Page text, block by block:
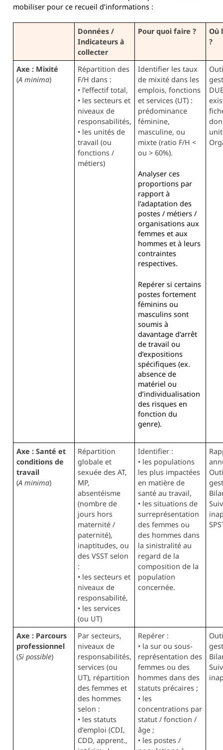
mobiliser pour ce recueil d’informations :
Données /
Indicateurs à
collecter
Pour quoi faire ?
Où
?
Axe : Mixité
(A minima)
Répartition des
F/H dans :
• l’effectif total,
• les secteurs et
niveaux de
responsabilités,
• les unités de
travail (ou
fonctions /
métiers)
Identifier les taux
de mixité dans les
emplois, fonctions
et services (UT) :
prédominance
féminine,
masculine, ou
mixte (ratio F/H <
ou > 60%).
Analyser ces
proportions par
rapport à
l’adaptation des
postes / métiers /
organisations aux
femmes et aux
hommes et à leurs
contraintes
respectives.
Repérer si certains
postes fortement
féminins ou
masculins sont
soumis à
davantage d’arrêt
de travail ou
d’expositions
spécifiques (ex.
absence de
matériel ou
d’individualisation
des risques en
fonction du
genre).
Axe : Santé et
conditions de
travail
(A minima)
Répartition
globale et
sexuée des AT,
MP,
absentéisme
(nombre de
jours hors
maternité /
paternité),
inaptitudes, ou
des VSST selon
:
• les secteurs et
niveaux de
responsabilité,
• les services
(ou UT)
Identifier :
• les populations
les plus impactées
en matière de
santé au travail,
• les situations de
surreprésentation
des femmes ou
des hommes dans
la sinistralité au
regard de la
composition de la
population
concernée.
Axe : Parcours
professionnel
(Si possible)
Par secteurs,
niveaux de
responsabilités,
services (ou
UT), répartition
des femmes et
des hommes
selon :
• les statuts
d’emploi (CDI,
CDD, apprent.,
Repérer :
• la sur ou sous-
représentation des
femmes ou des
hommes dans des
statuts précaires ;
• les
concentrations par
statut / fonction /
âge ;
• les postes /